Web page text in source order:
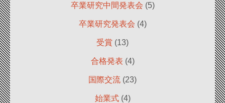
卒業研究中間発表会 (5)
卒業研究発表会 (4)
受賞 (13)
合格発表 (4)
国際交流 (23)
始業式(4)